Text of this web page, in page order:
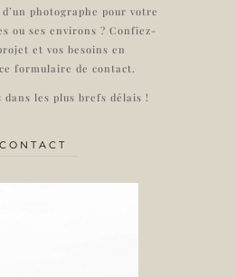
d’un photographe pour votre
ou ses environs ? Confiez-
et vos besoins en
formulaire de contact.
dans les plus brefs délais !
CONTACT